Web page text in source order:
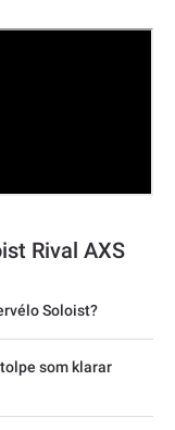
Rival AXS
Soloist?
som klarar